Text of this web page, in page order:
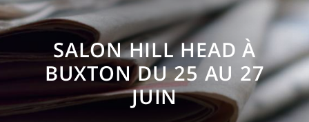
SALON HILL HEAD À
BUXTON DU 25 AU 27
JUIN